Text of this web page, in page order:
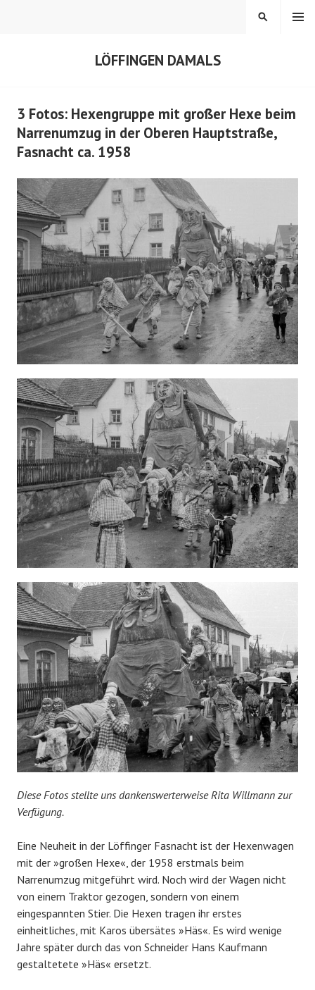
LÖFFINGEN DAMALS
MENÜ
SUCHEN
3 Fotos: Hexengruppe mit großer Hexe beim
Narrenumzug in der Oberen Hauptstraße,
Fasnacht ca. 1958
Diese Fotos stellte uns dankenswerterweise Rita Willmann zur
Verfügung.
Eine Neuheit in der Löffinger Fasnacht ist der Hexenwagen
mit der »großen Hexe«, der 1958 erstmals beim
Narrenumzug mitgeführt wird. Noch wird der Wagen nicht
von einem Traktor gezogen, sondern von einem
eingespannten Stier. Die Hexen tragen ihr erstes
einheitliches, mit Karos übersätes »Häs«. Es wird wenige
Jahre später durch das von Schneider Hans Kaufmann
gestaltetete »Häs« ersetzt.